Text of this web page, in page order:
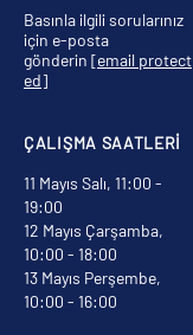
ÇALIŞMA SAATLERİ
11 Mayıs Salı, 11:00 -
19:00
12 Mayıs Çarşamba,
10:00 - 18:00
13 Mayıs Perşembe,
10:00 - 16:00
Basınla ilgili sorularınız
için e-posta
gönderin [email protect
ed]